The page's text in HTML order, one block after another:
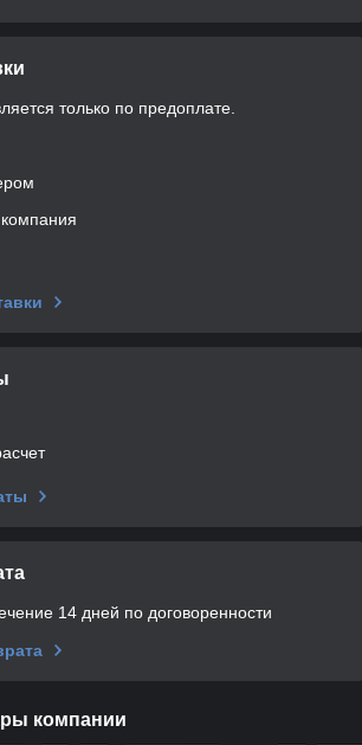
только по предоплате.
14 дней по договоренности
компании